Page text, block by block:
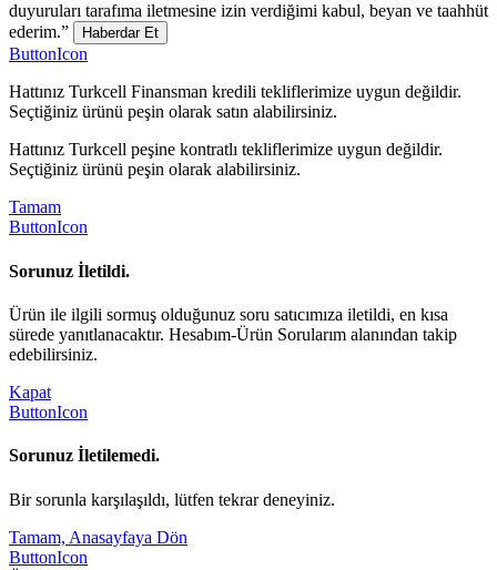
duyuruları tarafıma iletmesine izin verdiğimi kabul, beyan ve taahhüt
ederim.”
Haberdar Et
ButtonIcon
Hattınız Turkcell Finansman kredili tekliflerimize uygun değildir.
Seçtiğiniz ürünü peşin olarak satın alabilirsiniz.
Hattınız Turkcell peşine kontratlı tekliflerimize uygun değildir.
Seçtiğiniz ürünü peşin olarak alabilirsiniz.
Tamam
ButtonIcon
Sorunuz İletildi.
Ürün ile ilgili sormuş olduğunuz soru satıcımıza iletildi, en kısa
sürede yanıtlanacaktır. Hesabım-Ürün Sorularım alanından takip
edebilirsiniz.
Kapat
ButtonIcon
Sorunuz İletilemedi.
Bir sorunla karşılaşıldı, lütfen tekrar deneyiniz.
Tamam, Anasayfaya Dön
ButtonIcon